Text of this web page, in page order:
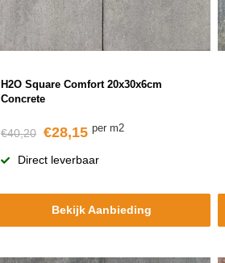
H2O Square Comfort 20x30x6cm
Concrete
€40,20 €28,15 per m2
Direct leverbaar
Bekijk Aanbieding